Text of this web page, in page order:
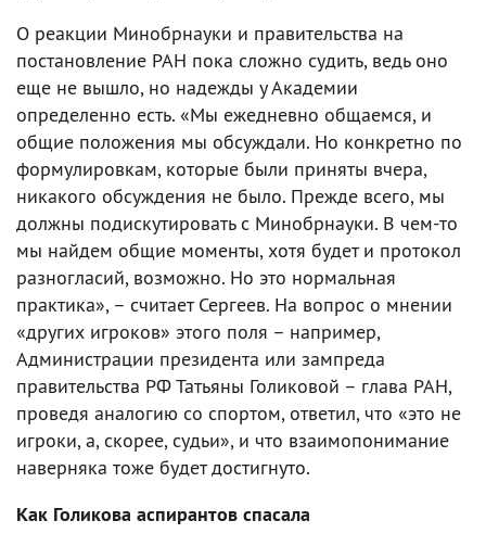
О реакции Минобрнауки и правительства на
постановление РАН пока сложно судить, ведь оно
еще не вышло, но надежды у Академии
определенно есть. «Мы ежедневно общаемся, и
общие положения мы обсуждали. Но конкретно по
формулировкам, которые были приняты вчера,
никакого обсуждения не было. Прежде всего, мы
должны подискутировать с Минобрнауки. В чем-то
мы найдем общие моменты, хотя будет и протокол
разногласий, возможно. Но это нормальная
практика», – считает Сергеев. На вопрос о мнении
«других игроков» этого поля – например,
Администрации президента или зампреда
правительства РФ Татьяны Голиковой – глава РАН,
проведя аналогию со спортом, ответил, что «это не
игроки, а, скорее, судьи», и что взаимопонимание
наверняка тоже будет достигнуто.
Как Голикова аспирантов спасала